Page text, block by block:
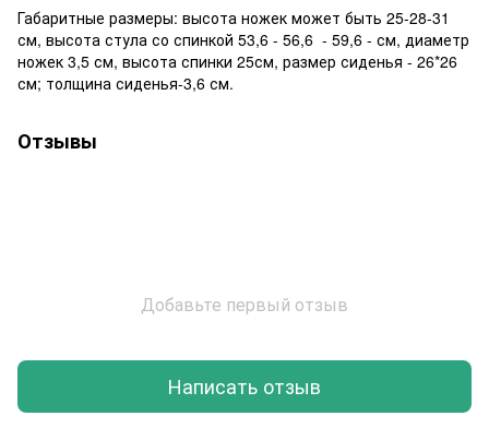
Габаритные размеры: высота ножек может быть 25-28-31
см, высота стула со спинкой 53,6 - 56,6 - 59,6 - см, диаметр
ножек 3,5 см, высота спинки 25см, размер сиденья - 26*26
см; толщина сиденья-3,6 см.
Отзывы
Добавьте первый отзыв
Написать отзыв